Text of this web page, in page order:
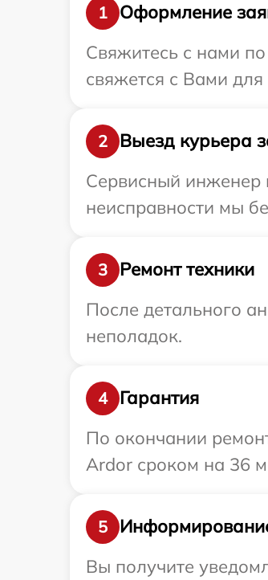
1
Оформление
Свяжитесь с нами
свяжется с Вами
2
Выезд курьера
Сервисный инженер
неисправности мы
3
Ремонт техники
После детального
неполадок.
4
Гарантия
По окончании
Ardor сроком на 36
5
Вы получите